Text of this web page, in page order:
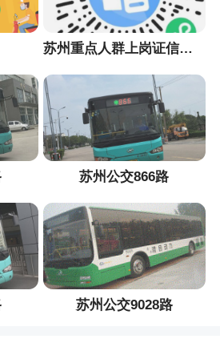
苏州重点人群上岗证信息采集小程序
苏州公交866路
苏州公交9028路